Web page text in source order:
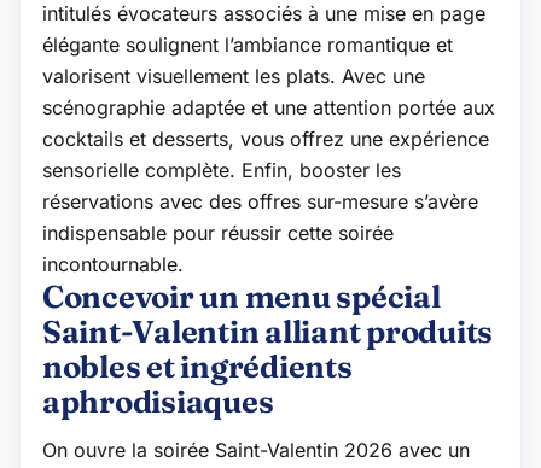
intitulés évocateurs associés à une mise en page
élégante soulignent l’ambiance romantique et
valorisent visuellement les plats. Avec une
scénographie adaptée et une attention portée aux
cocktails et desserts, vous offrez une expérience
sensorielle complète. Enfin, booster les
réservations avec des offres sur-mesure s’avère
indispensable pour réussir cette soirée
incontournable.
Concevoir un menu spécial
Saint-Valentin alliant produits
nobles et ingrédients
aphrodisiaques
On ouvre la soirée Saint-Valentin 2026 avec un